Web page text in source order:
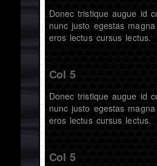
Donec tristique augue id
nunc justo egestas
eros lectus cursus lectus.
Col 5
Donec tristique augue id
nunc justo egestas
eros lectus cursus lectus.
Col 5